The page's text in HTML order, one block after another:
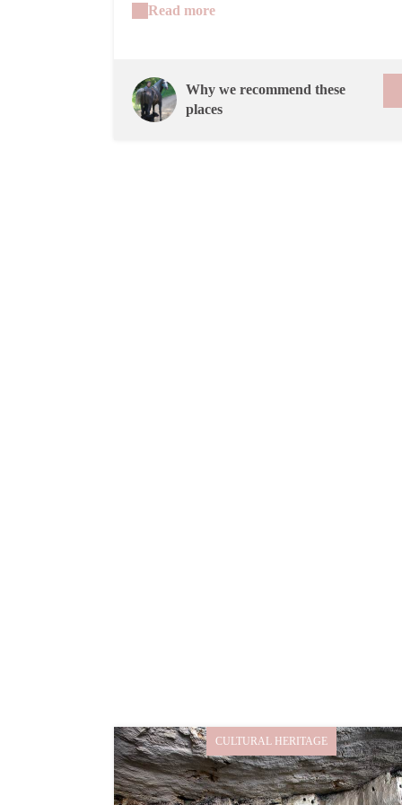
communauté religieuse chrétienne aurait vécu
sarcophages laisse présager de la présence
nécropole sur la colline.
Read more
Why we recommend these
places
CULTURAL HERITAGE